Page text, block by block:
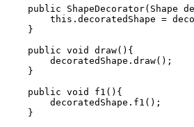
public ShapeDecorator(Shape
this.decoratedShape =
    }
    public void draw(){
        decoratedShape.draw();
    }
    public void f1(){
        decoratedShape.f1();
    }